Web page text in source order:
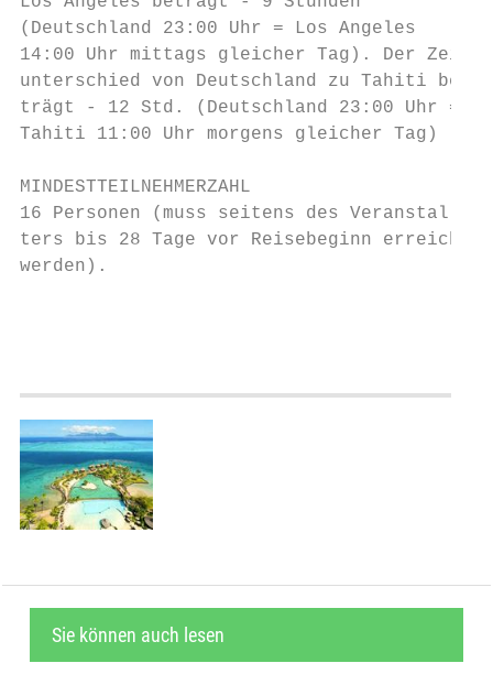
(Deutschland 23:00 Uhr = Los Angeles
14:00 Uhr mittags gleicher Tag). Der Zeit-
unterschied von Deutschland zu Tahiti be-
trägt - 12 Std. (Deutschland 23:00 Uhr =
Tahiti 11:00 Uhr morgens gleicher Tag)
MINDESTTEILNEHMERZAHL
16 Personen (muss seitens des Veranstal-
ters bis 28 Tage vor Reisebeginn erreicht
werden).
Sie können auch lesen